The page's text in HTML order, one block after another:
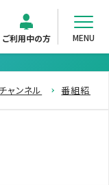
ご利用中の方 MENU
ャンネル 番組紹介